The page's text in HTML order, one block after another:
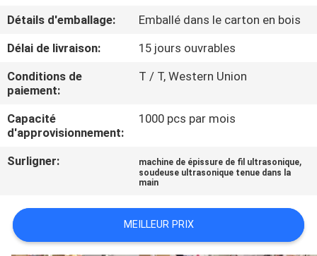
CONTRÔLE
QUALITÉ
CONTACTEZ-
NOUS
NOUVELLES
LES
AFFAIRES
Détails d'emballage:
Emballé dans le carton en bois
Délai de livraison:
15 jours ouvrables
Conditions de
paiement:
T / T, Western Union
Capacité
d'approvisionnement:
1000 pcs par mois
Surligner: machine de épissure de fil ultrasonique,
soudeuse ultrasonique tenue dans la
main
MEILLEUR PRIX